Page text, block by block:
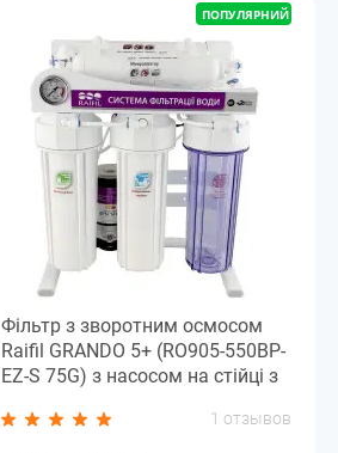
ПОПУЛЯРНИЙ
Фільтр з зворотним осмосом
Raifil GRANDO 5+ (RO905-550BP-
EZ-S 75G) з насосом на стійці з
1 отзывов